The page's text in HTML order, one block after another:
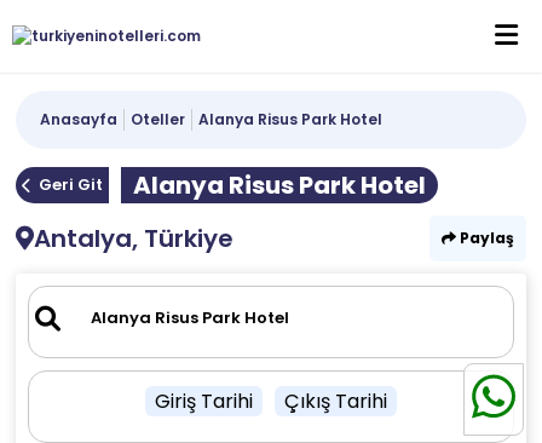
Anasayfa Oteller Alanya Risus Park Hotel
Geri Git
Alanya Risus Park Hotel
Antalya, Türkiye
Paylaş
Giriş Tarihi Çıkış Tarihi